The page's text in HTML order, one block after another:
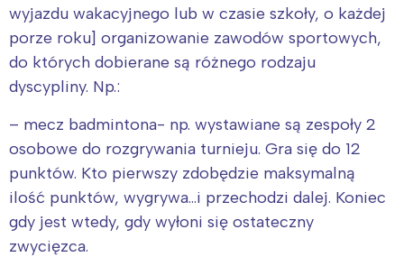
wyjazdu wakacyjnego lub w czasie szkoły, o każdej
porze roku] organizowanie zawodów sportowych,
do których dobierane są różnego rodzaju
dyscypliny. Np.:
– mecz badmintona- np. wystawiane są zespoły 2
osobowe do rozgrywania turnieju. Gra się do 12
punktów. Kto pierwszy zdobędzie maksymalną
ilość punktów, wygrywa…i przechodzi dalej. Koniec
gdy jest wtedy, gdy wyłoni się ostateczny
zwycięzca.